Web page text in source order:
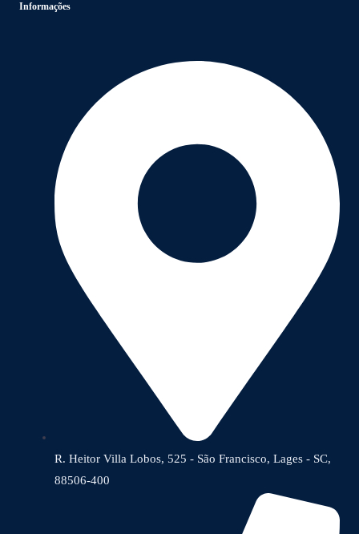
Informações
R. Heitor Villa Lobos, 525 - São Francisco, Lages - SC,
88506-400